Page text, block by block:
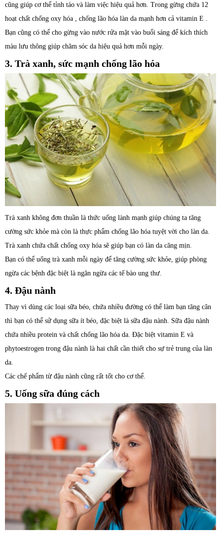
cũng giúp cơ thể tỉnh táo và làm việc hiệu quả hơn. Trong gừng chứa 12
hoạt chất chống oxy hóa , chống lão hóa làn da mạnh hơn cả vitamin E .
Bạn cũng có thể cho gừng vào nước rửa mặt vào buổi sáng để kích thích
màu lưu thông giúp chăm sóc da hiệu quả hơn mỗi ngày.
3. Trà xanh, sức mạnh chống lão hóa
Trà xanh không đơn thuần là thức uống lành mạnh giúp chúng ta tăng
cường sức khỏe mà còn là thực phẩm chống lão hóa tuyệt vời cho làn da.
Trà xanh chứa chất chống oxy hóa sẽ giúp bạn có làn da căng mịn.
Bạn có thể uống trà xanh mỗi ngày để tăng cường sức khỏe, giúp phòng
ngừa các bệnh đặc biệt là ngăn ngừa các tế bào ung thư.
4. Đậu nành
Thay vì dùng các loại sữa béo, chứa nhiều đường có thể làm bạn tăng cân
thì bạn có thể sử dụng sữa ít béo, đặc biệt là sữa đậu nành. Sữa đậu nành
chứa nhiều protein và chất chống lão hóa da. Đặc biệt vitamin E và
phytoestrogen trong đậu nành là hai chất cần thiết cho sự trẻ trung của làn
da.
Các chế phẩm từ đậu nành cũng rất tốt cho cơ thể.
5. Uống sữa đúng cách